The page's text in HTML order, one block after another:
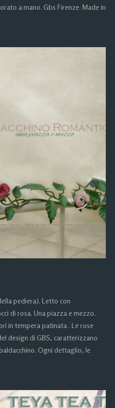
a mano. Gbs Firenze. Made in
pediera). Letto con
di rosa. Una piazza e mezzo.
in tempera patinata . Le rose
design di GBS, caratterizzano
Ogni dettaglio, le